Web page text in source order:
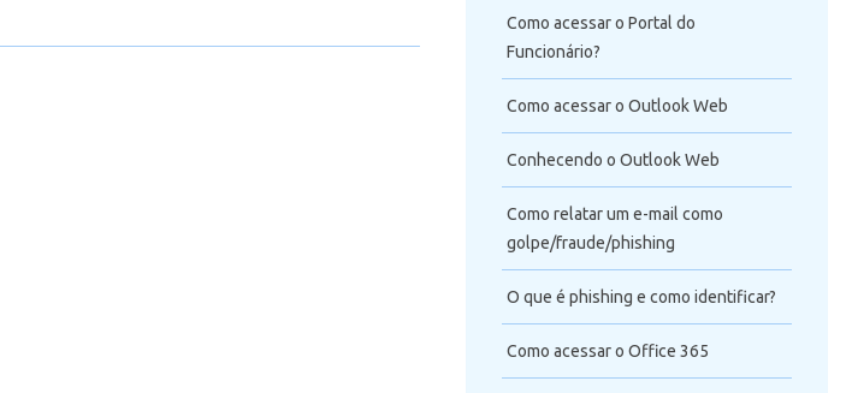
Como acessar o Portal do
Funcionário?
Como acessar o Outlook Web
Conhecendo o Outlook Web
Como relatar um e-mail como
golpe/fraude/phishing
O que é phishing e como identificar?
Como acessar o Office 365